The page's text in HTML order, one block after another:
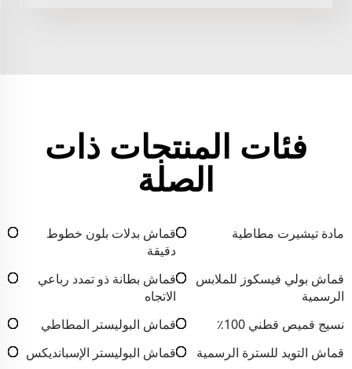
فئات المنتجات ذات
الصلة
مادة تيشيرت مطاطية
قماش بدلات بلون خطوط
دقيقة
قماش بولي فيسكوز للملابس
الرسمية
قماش بطانة ذو تمدد رباعي
الاتجاه
نسيج قميص قطني 100٪
قماش البوليستر المطاطي
قماش التويد للسترة الرسمية
قماش البوليستر الإسبانديكس